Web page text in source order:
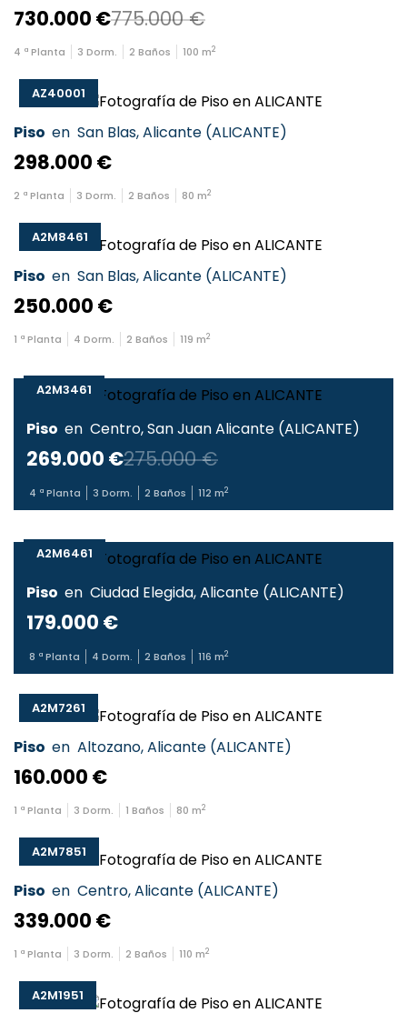
775.000 €
730.000 €
4 ª Planta 3 Dorm. 2 Baños 100 m2
AZ40001
Piso en San Blas,Alicante (ALICANTE)
298.000 €
2 ª Planta 3 Dorm. 2 Baños 80 m2
A2M8461
Piso en San Blas,Alicante (ALICANTE)
250.000 €
1 ª Planta 4 Dorm. 2 Baños 119 m2
A2M3461
Piso en Centro,San Juan Alicante (ALICANTE)
275.000 €
269.000 €
4 ª Planta 3 Dorm. 2 Baños 112 m2
A2M6461
Piso en Ciudad Elegida,Alicante (ALICANTE)
179.000 €
8 ª Planta 4 Dorm. 2 Baños 116 m2
A2M7261
Piso en Altozano,Alicante (ALICANTE)
160.000 €
1 ª Planta 3 Dorm. 1 Baños 80 m2
A2M7851
Piso en Centro,Alicante (ALICANTE)
339.000 €
1 ª Planta 3 Dorm. 2 Baños 110 m2
A2M1951